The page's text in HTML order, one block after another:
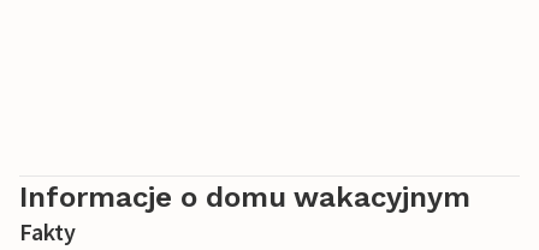
Informacje o domu wakacyjnym
Fakty